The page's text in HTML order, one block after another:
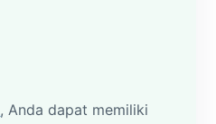
, Anda dapat memiliki